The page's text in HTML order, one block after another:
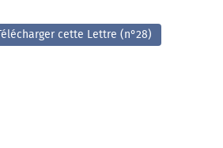
Télécharger cette Lettre (n°28)